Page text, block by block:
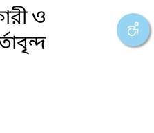
ও